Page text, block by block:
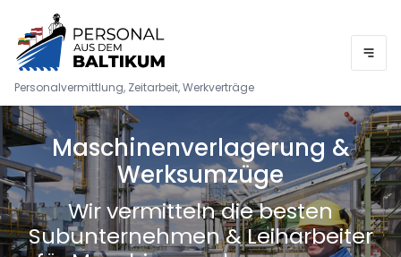
Personalvermittlung, Zeitarbeit, Werkverträge
Maschinenverlagerung &
Werksumzüge
Wir vermitteln die besten
Subunternehmen & Leiharbeiter